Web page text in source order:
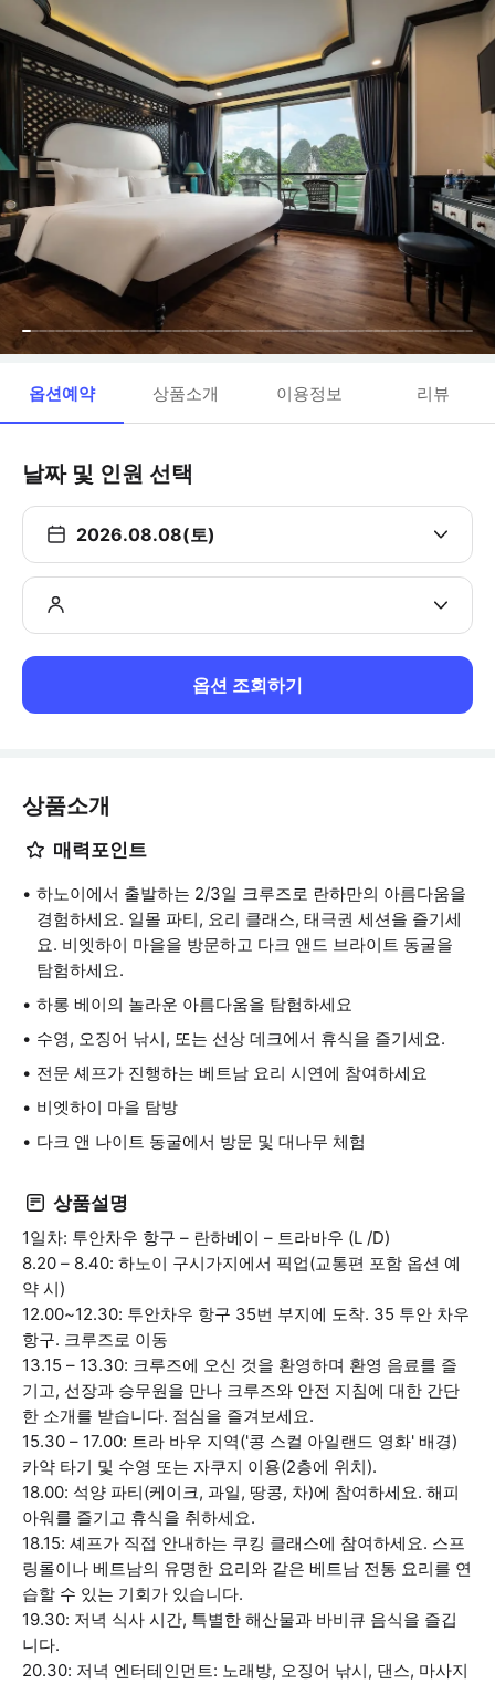
옵션예약 상품소개 이용정보 리뷰
날짜 및 인원 선택
2026.08.08(토)
옵션 조회하기
상품소개
매력포인트
하노이에서 출발하는 2/3일 크루즈로 란하만의 아름다움을
경험하세요. 일몰 파티, 요리 클래스, 태극권 세션을 즐기세
요. 비엣하이 마을을 방문하고 다크 앤드 브라이트 동굴을
탐험하세요.
하롱 베이의 놀라운 아름다움을 탐험하세요
수영, 오징어 낚시, 또는 선상 데크에서 휴식을 즐기세요.
전문 셰프가 진행하는 베트남 요리 시연에 참여하세요
비엣하이 마을 탐방
다크 앤 나이트 동굴에서 방문 및 대나무 체험
상품설명
1일차: 투안차우 항구 – 란하베이 – 트라바우 (L /D)
8.20 – 8.40: 하노이 구시가지에서 픽업(교통편 포함 옵션 예
약 시)
12.00~12.30: 투안차우 항구 35번 부지에 도착. 35 투안 차우
항구. 크루즈로 이동
13.15 – 13.30: 크루즈에 오신 것을 환영하며 환영 음료를 즐
기고, 선장과 승무원을 만나 크루즈와 안전 지침에 대한 간단
한 소개를 받습니다. 점심을 즐겨보세요.
15.30 – 17.00: 트라 바우 지역('콩 스컬 아일랜드 영화' 배경)
카약 타기 및 수영 또는 자쿠지 이용(2층에 위치).
18.00: 석양 파티(케이크, 과일, 땅콩, 차)에 참여하세요. 해피
아워를 즐기고 휴식을 취하세요.
18.15: 셰프가 직접 안내하는 쿠킹 클래스에 참여하세요. 스프
링롤이나 베트남의 유명한 요리와 같은 베트남 전통 요리를 연
습할 수 있는 기회가 있습니다.
19.30: 저녁 식사 시간, 특별한 해산물과 바비큐 음식을 즐깁
니다.
20.30: 저녁 엔터테인먼트: 노래방, 오징어 낚시, 댄스, 마사지